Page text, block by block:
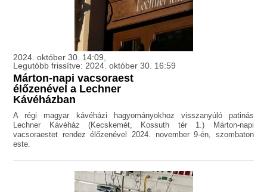
2024. október 30. 14:09,
Legutóbb frissítve: 2024. október 30. 16:59
Márton-napi vacsoraest
élőzenével a Lechner
Kávéházban
A régi magyar kávéházi hagyományokhoz visszanyúló patinás
Lechner Kávéház (Kecskemét, Kossuth tér 1.) Márton-napi
vacsoraestet rendez élőzenével 2024. november 9-én, szombaton
este.